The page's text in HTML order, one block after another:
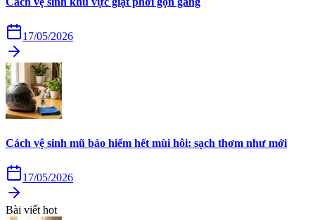
17/05/2026
Cách vệ sinh mũ bảo hiểm hết mùi hôi: sạch thơm như mới
17/05/2026
Bài viết hot